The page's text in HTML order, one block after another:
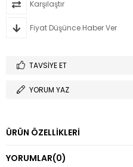
Karşılaştır
Fiyat Düşünce Haber Ver
TAVSIYE ET
YORUM YAZ
ÜRÜN ÖZELLIKLERI
YORUMLAR(0)